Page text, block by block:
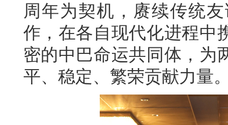
周年为契机，赓续传统
作，在各自现代化进程中
密的中巴命运共同体，为
平、稳定、繁荣贡献力量